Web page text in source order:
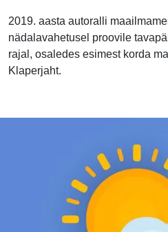
2019. aasta autoralli
nädalavahetusel proovile
rajal, osaledes esimest korda
Klaperjaht.